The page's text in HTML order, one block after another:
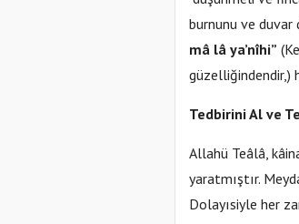
burnunu ve duvar
mâ lâ ya’nîhi”
güzelliğindendir,)
Tedbirini Al ve
Allahü Teâlâ,
yaratmıştır.
Dolayısiyle her